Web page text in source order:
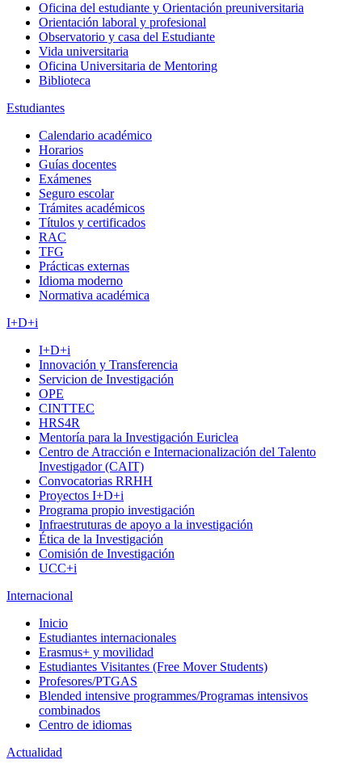
Oficina del estudiante y Orientación preuniversitaria
Orientación laboral y profesional
Observatorio y casa del Estudiante
Vida universitaria
Oficina Universitaria de Mentoring
Biblioteca
Estudiantes
Calendario académico
Horarios
Guías docentes
Exámenes
Seguro escolar
Trámites académicos
Títulos y certificados
RAC
TFG
Prácticas externas
Idioma moderno
Normativa académica
I+D+i
I+D+i
Innovación y Transferencia
Servicion de Investigación
OPE
CINTTEC
HRS4R
Mentoría para la Investigación Euriclea
Centro de Atracción e Internacionalización del Talento
Investigador (CAIT)
Convocatorias RRHH
Proyectos I+D+i
Programa propio investigación
Infraestruturas de apoyo a la investigación
Ética de la Investigación
Comisión de Investigación
UCC+i
Internacional
Inicio
Estudiantes internacionales
Erasmus+ y movilidad
Estudiantes Visitantes (Free Mover Students)
Profesores/PTGAS
Blended intensive programmes/Programas intensivos
combinados
Centro de idiomas
Actualidad